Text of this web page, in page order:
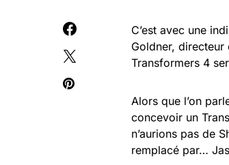
C’est avec une
Goldner, directeur
Transformers 4
Alors que l’on
concevoir un
n’aurions pas de
remplacé par…